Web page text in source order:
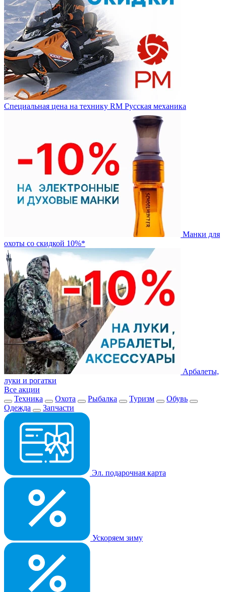
Специальная цена на технику RM Русская механика
Манки для
охоты со скидкой 10%*
Арбалеты,
луки и рогатки
Все акции
Техника
Охота Рыбалка Туризм
Обувь
Одежда
Запчасти
Эл. подарочная карта
Ускоряем зиму